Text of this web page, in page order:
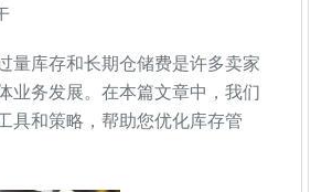
量库存和长期仓储费是许多卖家
业务发展。在本篇文章中，我们
具和策略，帮助您优化库存管